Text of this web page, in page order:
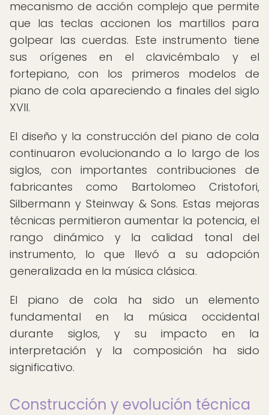
mecanismo de acción complejo que permite
que las teclas accionen los martillos para
golpear las cuerdas. Este instrumento tiene
sus orígenes en el clavicémbalo y el
fortepiano, con los primeros modelos de
piano de cola apareciendo a finales del siglo
XVII.
El diseño y la construcción del piano de cola
continuaron evolucionando a lo largo de los
siglos, con importantes contribuciones de
fabricantes como Bartolomeo Cristofori,
Silbermann y Steinway & Sons. Estas mejoras
técnicas permitieron aumentar la potencia, el
rango dinámico y la calidad tonal del
instrumento, lo que llevó a su adopción
generalizada en la música clásica.
El piano de cola ha sido un elemento
fundamental en la música occidental
durante siglos, y su impacto en la
interpretación y la composición ha sido
significativo.
Construcción y evolución técnica